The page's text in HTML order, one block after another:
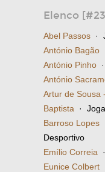
Elenco
Abel Passos ·
António Bagão
António Pinho
António
Artur de Sousa
Baptista ·
Barroso Lopes
Desportivo
Emílio Correia
Eunice Colbert